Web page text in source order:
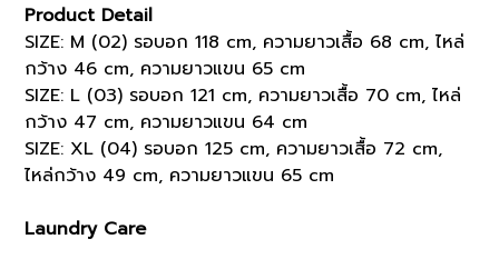
Product Detail
SIZE: M (02) รอบอก 118 cm, ความยาวเสื้อ 68 cm, ไหล่
กว้าง 46 cm, ความยาวแขน 65 cm
SIZE: L (03) รอบอก 121 cm, ความยาวเสื้อ 70 cm, ไหล่
กว้าง 47 cm, ความยาวแขน 64 cm
SIZE: XL (04) รอบอก 125 cm, ความยาวเสื้อ 72 cm,
ไหล่กว้าง 49 cm, ความยาวแขน 65 cm
Laundry Care